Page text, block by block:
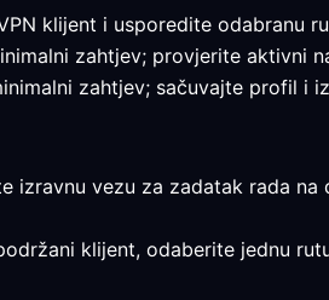
klijent i usporedite odabranu
zahtjev; provjerite aktivni
zahtjev; sačuvajte profil i
izravnu vezu za zadatak rada
klijent, odaberite jednu